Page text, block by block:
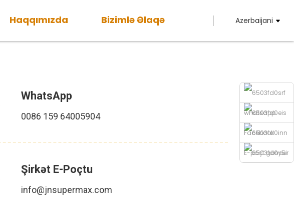
Haqqımızda Bizimlə Əlaqə Azerbaijani
whatsapp
Facebook
E-poçt göndər
WhatsApp
0086 159 64005904
Şirkət E-Poçtu
info@jnsupermax.com